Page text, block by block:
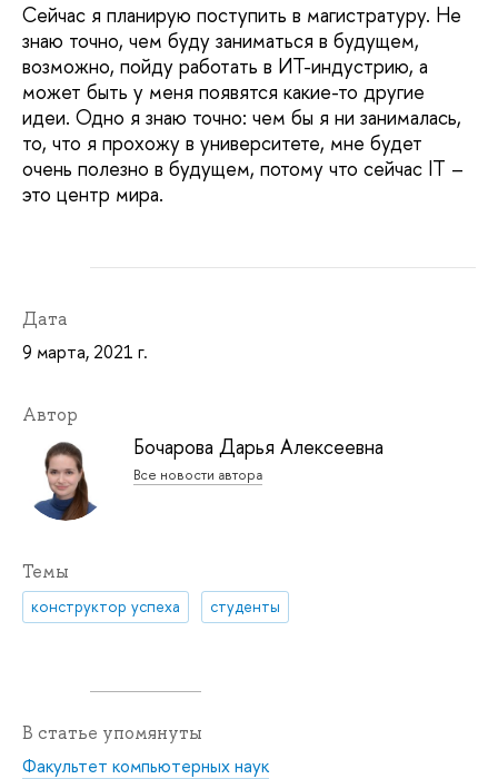
Сейчас я планирую поступить в магистратуру. Не
знаю точно, чем буду заниматься в будущем,
возможно, пойду работать в ИТ-индустрию, а
может быть у меня появятся какие-то другие
идеи. Одно я знаю точно: чем бы я ни занималась,
то, что я прохожу в университете, мне будет
очень полезно в будущем, потому что сейчас IT –
это центр мира.
Дата
9 марта, 2021 г.
Автор
Бочарова Дарья Алексеевна
Все новости автора
Темы
конструктор успеха студенты
В статье упомянуты
Факультет компьютерных наук